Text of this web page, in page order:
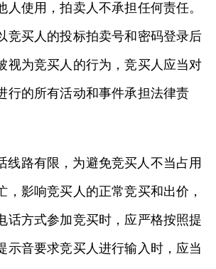
人使用，拍卖人不承担任何责任。
竞买人的投标拍卖号和密码登录后
视为竞买人的行为，竞买人应当对
行的所有活动和事件承担法律责
有限，为避免竞买人不当占用
，影响竞买人的正常竞买和出价，
话方式参加竞买时，应严格按照提
示音要求竞买人进行输入时，应当